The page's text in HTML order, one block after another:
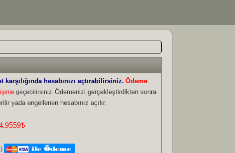
hesabınızı açtırabilirsiniz. Ödeme
geçebilirsiniz. Ödemenizi gerçekleştirdikten sonra
yada engellenen hesabınız açılır.